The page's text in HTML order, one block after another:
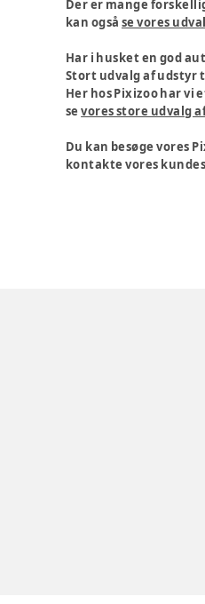
Der er mange
kan også se vores
Har i husket en god
Stort udvalg af udstyr
Her hos Pixizoo har vi
sevores store udvalg
Du kan besøge vores
kontakte vores